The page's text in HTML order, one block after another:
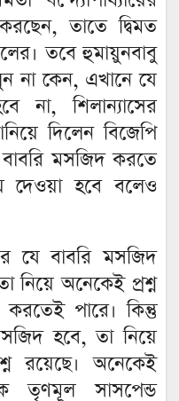
তাতে দ্বিমত
তবে হুমায়ুনবাবু
কেন, এখানে যে
না, শিলান্যাসের
দিলেন বিজেপি
মসজিদ করতে
দেওয়া হবে বলেও
যে বাবরি মসজিদ
নিয়ে অনেকেই প্রশ্ন
পারে। কিন্তু
হবে, তা নিয়ে
রয়েছে। অনেকেই
তৃণমূল সাসপেন্ড